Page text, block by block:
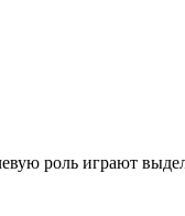
роль играют